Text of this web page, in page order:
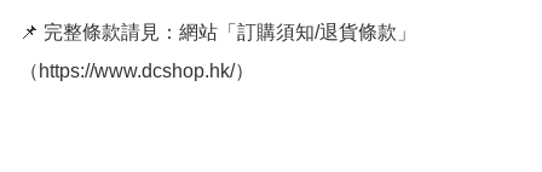
📌 完整條款請見：網站「訂購須知/退貨條款」
（https://www.dcshop.hk/）